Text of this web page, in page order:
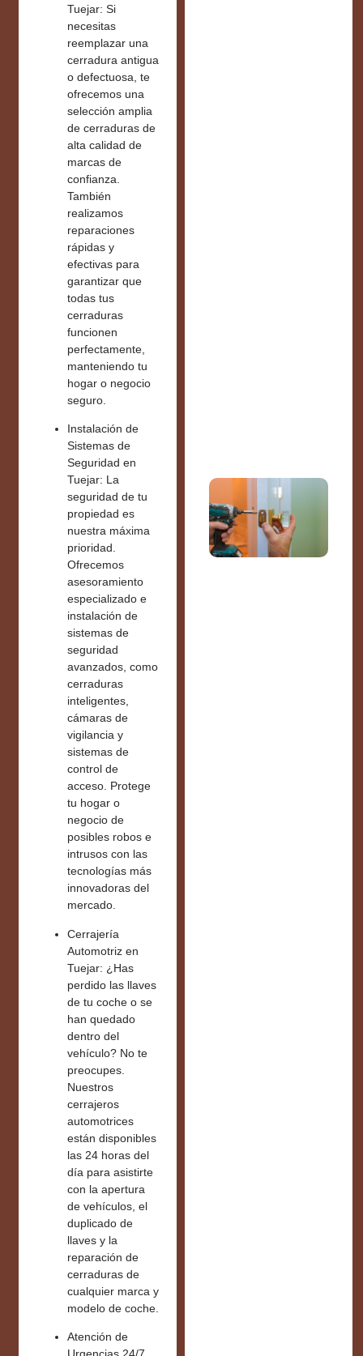
Tuejar: Si
necesitas
reemplazar una
cerradura antigua
o defectuosa, te
ofrecemos una
selección amplia
decerraduras de
alta calidad de
marcas de
confianza.
También
realizamos
reparaciones
rápidas y
efectivas para
garantizar que
todas tus
cerraduras
funcionen
perfectamente,
manteniendo tu
hogar o negocio
seguro.
Instalación de
Sistemas de
Seguridad en
Tuejar: La
seguridad de tu
propiedad es
nuestra máxima
prioridad.
Ofrecemos
asesoramiento
especializado e
instalación de
sistemas de
seguridad
avanzados, como
cerraduras
inteligentes,
cámaras de
vigilancia y
sistemas de
control de
acceso. Protege
tu hogar o
negocio de
posibles robos e
intrusos con las
tecnologías más
innovadoras del
mercado.
Cerrajería
Automotriz en
Tuejar: ¿Has
perdido las llaves
de tu coche o se
han quedado
dentro del
vehículo? No te
preocupes.
Nuestros
cerrajeros
automotrices
están disponibles
las 24 horas del
día para asistirte
con la apertura
de vehículos, el
duplicado de
llaves y la
reparación de
cerraduras de
cualquier marca y
modelo de coche.
Atención de